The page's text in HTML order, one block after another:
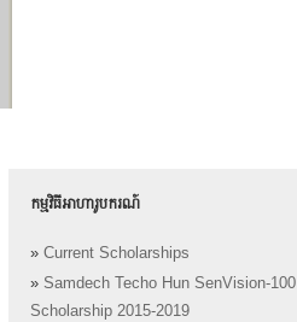
កម្មវិធីអាហារូបករណ៍
» Current Scholarships
» Samdech Techo Hun SenVision-100
Scholarship 2015-2019